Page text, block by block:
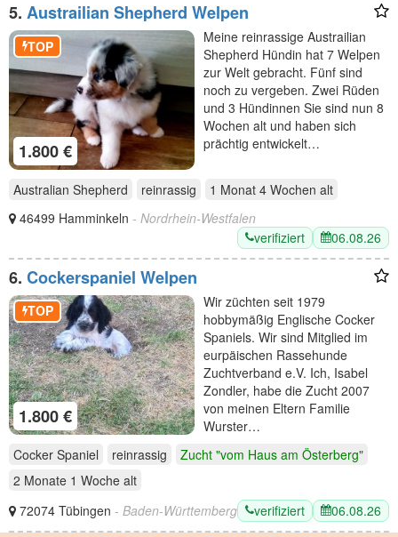
5. Austrailian Shepherd Welpen
1.800 €
TOP
Meine reinrassige Austrailian
Shepherd Hündin hat 7 Welpen
zur Welt gebracht. Fünf sind
noch zu vergeben. Zwei Rüden
und 3 Hündinnen Sie sind nun 8
Wochen alt und haben sich
prächtig entwickelt…
Australian Shepherd reinrassig 1 Monat 4 Wochen alt
46499 Hamminkeln - Nordrhein-Westfalen
verifiziert
06.08.26
6. Cockerspaniel Welpen
1.800 €
TOP
Wir züchten seit 1979
hobbymäßig Englische Cocker
Spaniels. Wir sind Mitglied im
eurpäischen Rassehunde
Zuchtverband e.V. Ich, Isabel
Zondler, habe die Zucht 2007
von meinen Eltern Familie
Wurster…
Cocker Spaniel
reinrassig
Zucht "vom Haus am Österberg"
2 Monate 1 Woche alt
72074 Tübingen - Baden-Württemberg verifiziert 06.08.26